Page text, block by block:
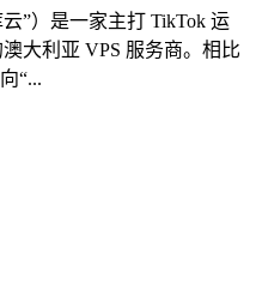
”）是一家主打 TikTok 运
大利亚 VPS 服务商。相比
“...